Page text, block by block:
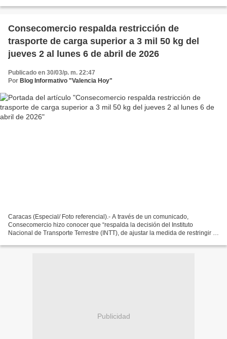
Consecomercio respalda restricción de
trasporte de carga superior a 3 mil 50 kg del
jueves 2 al lunes 6 de abril de 2026
Publicado en 30/03/p. m. 22:47
Por Blog Informativo "Valencia Hoy"
Caracas (Especial/ Foto referencial).- A través de un comunicado,
Consecomercio hizo conocer que “respalda la decisión del Instituto
Nacional de Transporte Terrestre (INTT), de ajustar la medida de restringir la
Publicidad